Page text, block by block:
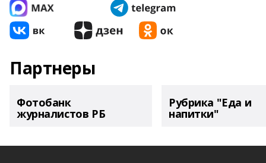
Партнеры
Фотобанк
журналистов РБ
Рубрика "Еда и
напитки"